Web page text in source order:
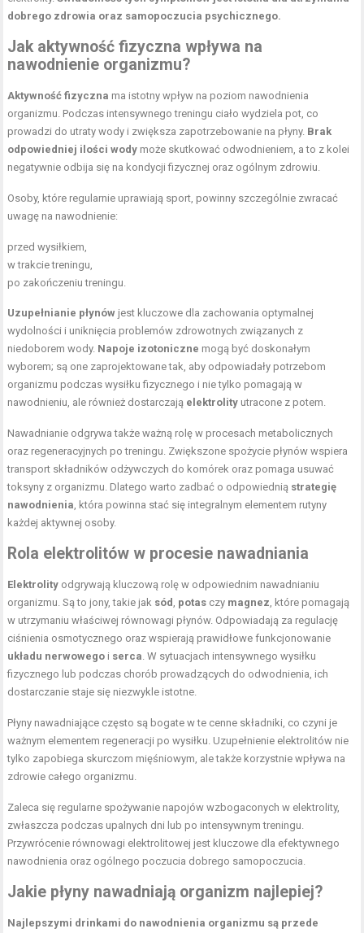
dobrego zdrowia oraz samopoczucia psychicznego.
Jak aktywność fizyczna wpływa na
nawodnienie organizmu?
Aktywność fizyczna ma istotny wpływ na poziom nawodnienia
organizmu. Podczas intensywnego treningu ciało wydziela pot, co
prowadzi do utraty wody i zwiększa zapotrzebowanie na płyny. Brak
odpowiedniej ilości wody może skutkować odwodnieniem, a to z kolei
negatywnie odbija się na kondycji fizycznej oraz ogólnym zdrowiu.
Osoby, które regularnie uprawiają sport, powinny szczególnie zwracać
uwagę na nawodnienie:
przed wysiłkiem,
w trakcie treningu,
po zakończeniu treningu.
Uzupełnianie płynów jest kluczowe dla zachowania optymalnej
wydolności i uniknięcia problemów zdrowotnych związanych z
niedoborem wody. Napoje izotoniczne mogą być doskonałym
wyborem; są one zaprojektowane tak, aby odpowiadały potrzebom
organizmu podczas wysiłku fizycznego i nie tylko pomagają w
nawodnieniu, ale również dostarczają elektrolity utracone z potem.
Nawadnianie odgrywa także ważną rolę w procesach metabolicznych
oraz regeneracyjnych po treningu. Zwiększone spożycie płynów wspiera
transport składników odżywczych do komórek oraz pomaga usuwać
toksyny z organizmu. Dlatego warto zadbać o odpowiednią strategię
nawodnienia , która powinna stać się integralnym elementem rutyny
każdej aktywnej osoby.
Rola elektrolitów w procesie nawadniania
Elektrolity odgrywają kluczową rolę w odpowiednim nawadnianiu
organizmu. Są to jony, takie jak sód potas czy magnez , które pomagają
w utrzymaniu właściwej równowagi płynów. Odpowiadają za regulację
ciśnienia osmotycznego oraz wspierają prawidłowe funkcjonowanie
układu nerwowego i serca . W sytuacjach intensywnego wysiłku
fizycznego lub podczas chorób prowadzących do odwodnienia, ich
dostarczanie staje się niezwykle istotne.
Płyny nawadniające często są bogate w te cenne składniki, co czyni je
ważnym elementem regeneracji po wysiłku. Uzupełnienie elektrolitów nie
tylko zapobiega skurczom mięśniowym, ale także korzystnie wpływa na
zdrowie całego organizmu.
Zaleca się regularne spożywanie napojów wzbogaconych w elektrolity,
zwłaszcza podczas upalnych dni lub po intensywnym treningu.
Przywrócenie równowagi elektrolitowej jest kluczowe dla efektywnego
nawodnienia oraz ogólnego poczucia dobrego samopoczucia.
Jakie płyny nawadniają organizm najlepiej?
Najlepszymi drinkami do nawodnienia organizmu są przede